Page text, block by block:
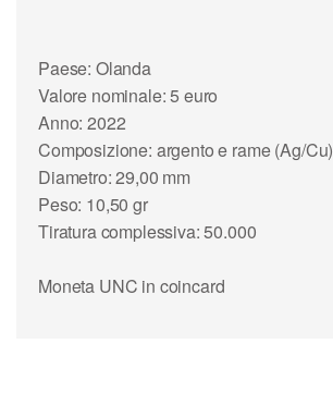
Paese: Olanda
Valore nominale: 5 euro
Anno: 2022
Composizione: argento e rame (Ag/Cu)
Diametro: 29,00 mm
Peso: 10,50 gr
Tiratura complessiva: 50.000
Moneta UNC in coincard